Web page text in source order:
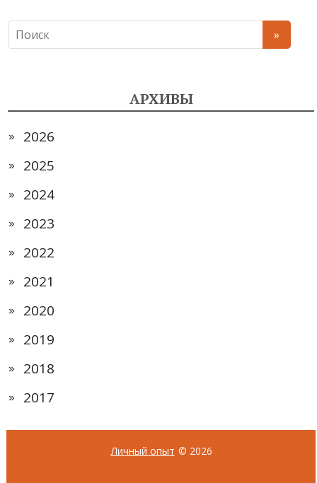
АРХИВЫ
2026
2025
2024
2023
2022
2021
2020
2019
2018
2017
Личный опыт © 2026